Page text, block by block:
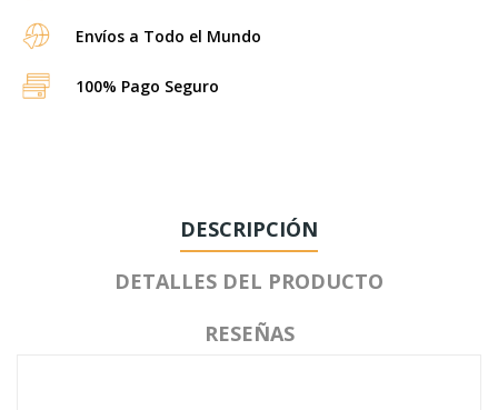
Envíos a Todo el Mundo
100% Pago Seguro
DESCRIPCIÓN
DETALLES DEL PRODUCTO
RESEÑAS